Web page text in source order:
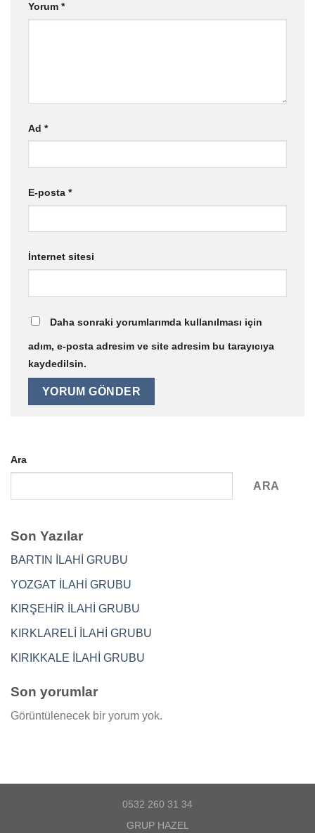
Yorum *
Ad *
E-posta *
İnternet sitesi
Daha sonraki yorumlarımda kullanılması için
adım, e-posta adresim ve site adresim bu tarayıcıya
kaydedilsin.
Ara
ARA
Son Yazılar
BARTIN İLAHİ GRUBU
YOZGAT İLAHİ GRUBU
KIRŞEHİR İLAHİ GRUBU
KIRKLARELİ İLAHİ GRUBU
KIRIKKALE İLAHİ GRUBU
Son yorumlar
Görüntülenecek bir yorum yok.
0532 260 31 34
GRUP HAZEL